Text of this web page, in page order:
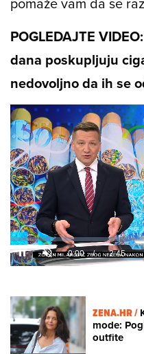
POGLEDAJTE
dana poskupljuju
nedovoljno da ih se
Unmute /
Loaded:
9.09%
ZENA.HR /
mode:
outfite